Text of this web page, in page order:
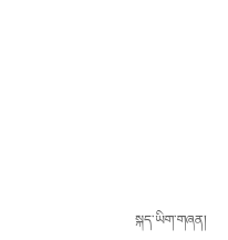
སྐད་ཡིག་གཞན།